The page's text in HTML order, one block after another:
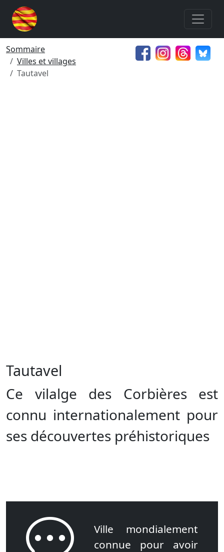
Sommaire
Villes et villages
Tautavel
Tautavel
Ce vilalge des Corbières est
connu internationalement pour
ses découvertes préhistoriques
Ville mondialement
connue pour avoir